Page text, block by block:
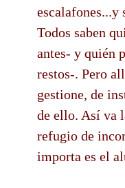
escalafones...y
Todos saben
antes- y quién
restos-. Pero
gestione, de
de ello. Así va
refugio de
importa es el